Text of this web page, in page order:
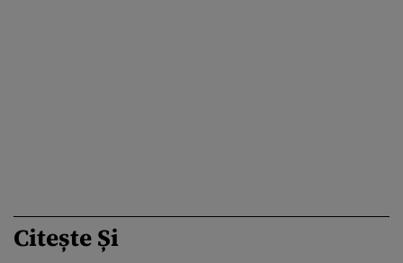
Citește Și